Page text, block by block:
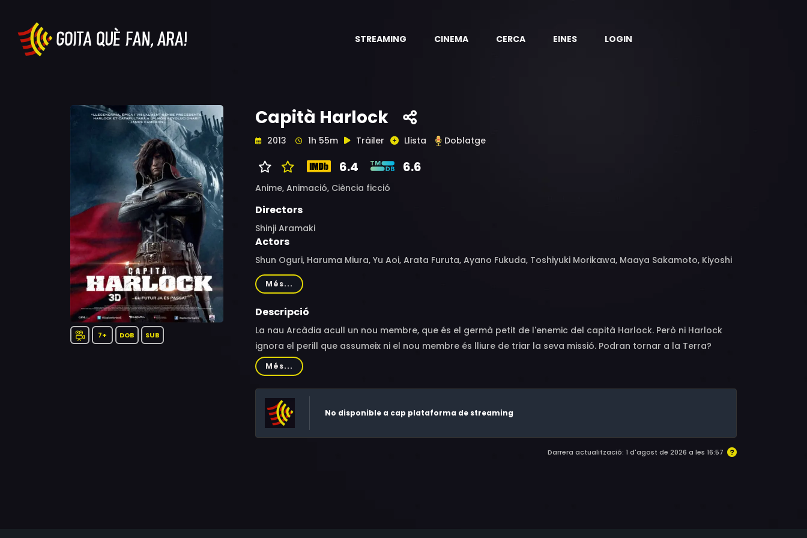
STREAMING CINEMA CERCA EINES LOGIN
7+ DOB SUB
Capità Harlock
2013 1h 55m Tràiler Llista Doblatge
6.4 6.6
Anime, Animació, Ciència ficció
Directors
Shinji Aramaki
Actors
Shun Oguri, Haruma Miura, Yu Aoi, Arata Furuta, Ayano Fukuda, Toshiyuki Morikawa, Maaya Sakamoto, Kiyoshi
Kobayashi, Chikao Ohtsuka, Miyuki Sawashiro
Més...
Descripció
La nau Arcàdia acull un nou membre, que és el germà petit de l'enemic del capità Harlock. Però ni Harlock
ignora el perill que assumeix ni el nou membre és lliure de triar la seva missió. Podran tornar a la Terra?
Més...
No disponible a cap plataforma de streaming
Darrera actualització: 1 d'agost de 2026 a les 16:57